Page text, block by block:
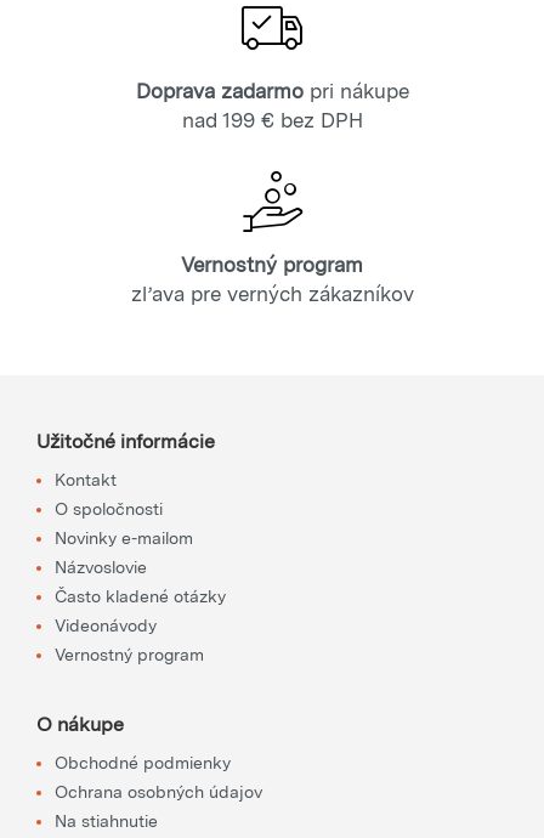
Doprava zadarmopri nákupe
nad 199 € bez DPH
Vernostný program
zľava pre verných zákazníkov
Užitočné informácie
Kontakt
O spoločnosti
Novinky e-mailom
Názvoslovie
Často kladené otázky
Videonávody
Vernostný program
O nákupe
Obchodné podmienky
Ochrana osobných údajov
Na stiahnutie